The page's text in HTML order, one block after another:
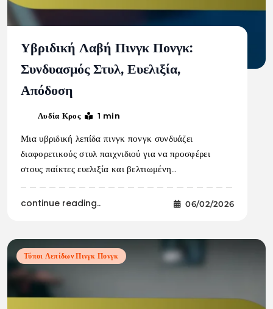
Υβριδική Λαβή Πινγκ Πονγκ:
Συνδυασμός Στυλ, Ευελιξία,
Απόδοση
Λυδία Κρος 1 min
Μια υβριδική λεπίδα πινγκ πονγκ συνδυάζει
διαφορετικούς στυλ παιχνιδιού για να προσφέρει
στους παίκτες ευελιξία και βελτιωμένη…
continue reading.. 06/02/2026
Τύποι Λεπίδων Πινγκ Πονγκ